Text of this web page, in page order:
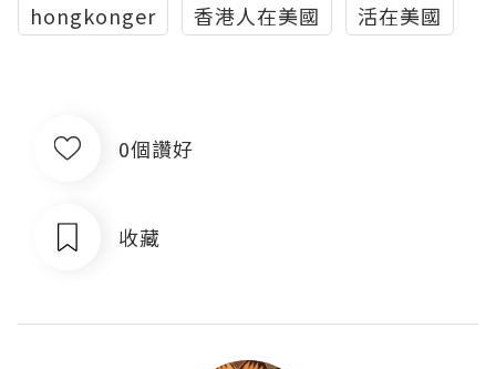
hongkonger
香港人在美國 活在美國
0個讚好
收藏